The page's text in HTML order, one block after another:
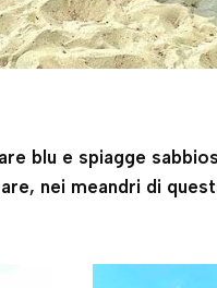
blu e spiagge
nei meandri di